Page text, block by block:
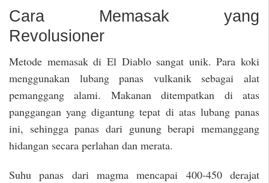
Cara Memasak yang
Revolusioner
Metode memasak di El Diablo sangat unik. Para koki
menggunakan lubang panas vulkanik sebagai alat
pemanggang alami. Makanan ditempatkan di atas
panggangan yang digantung tepat di atas lubang panas
ini, sehingga panas dari gunung berapi memanggang
hidangan secara perlahan dan merata.
Suhu panas dari magma mencapai 400-450 derajat